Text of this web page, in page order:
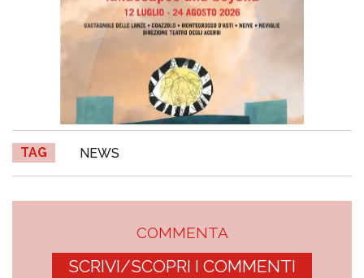
TAG NEWS
COMMENTA
SCRIVI/SCOPRI I COMMENTI